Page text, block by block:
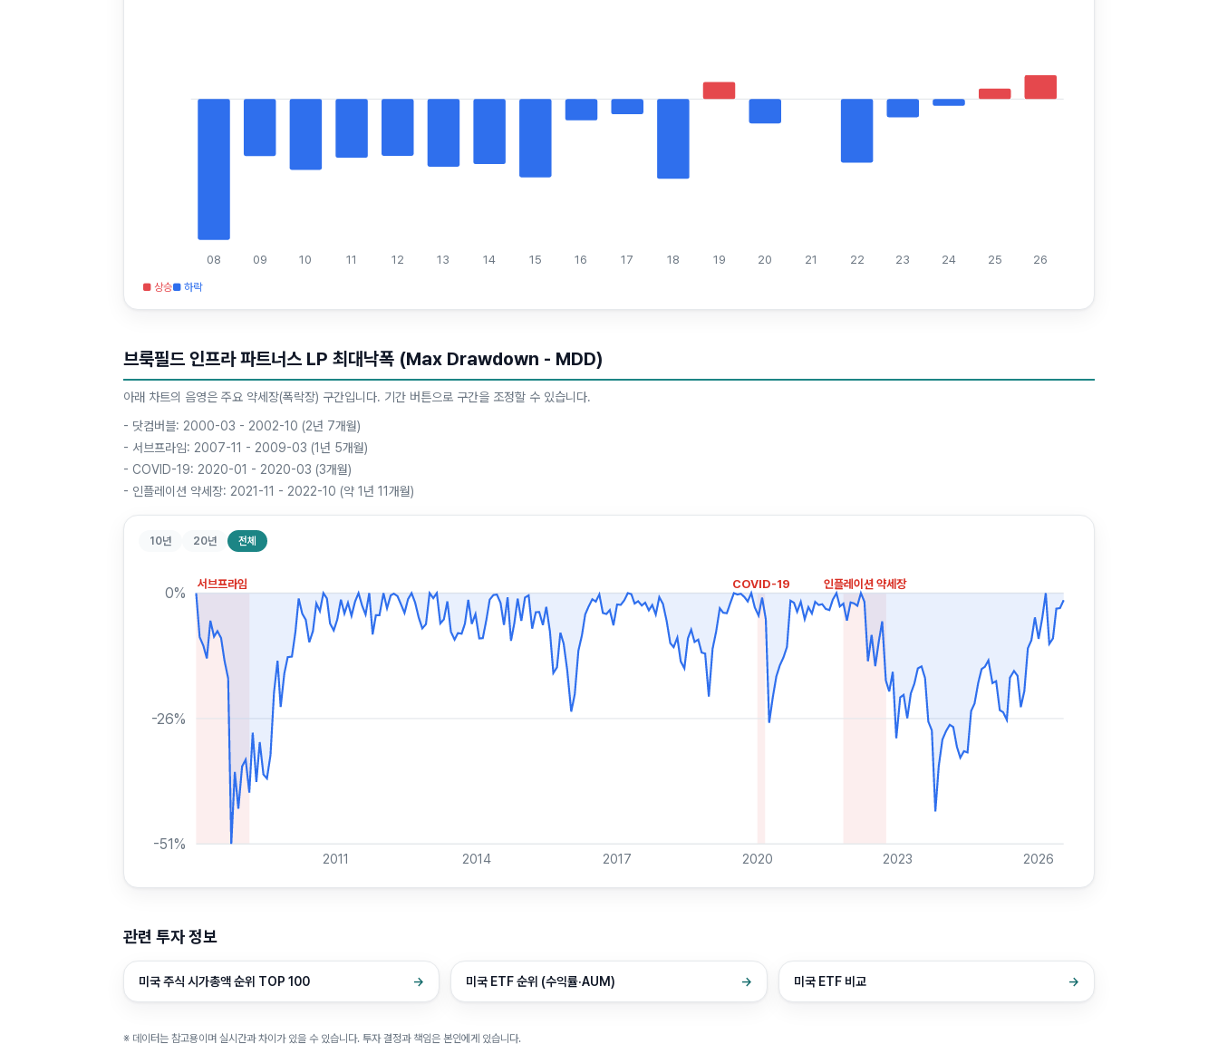
08 09 10 11 12 13 14 15 16 17 18 19 20 21 22 23 24 25 26
■ 상승■ 하락
브룩필드 인프라 파트너스 LP 최대낙폭 (Max Drawdown - MDD)
아래 차트의 음영은 주요 약세장(폭락장) 구간입니다. 기간 버튼으로 구간을 조정할 수 있습니다.
- 닷컴버블: 2000-03 - 2002-10 (2년 7개월)
- 서브프라임: 2007-11 - 2009-03 (1년 5개월)
- COVID-19: 2020-01 - 2020-03 (3개월)
- 인플레이션 약세장: 2021-11 - 2022-10 (약 1년 11개월)
10년 20년 전체
서브프라임 COVID-19 인플레이션 약세장
0%
-26%
-51%
2011 2014 2017 2020 2023 2026
관련 투자 정보
미국 주식 시가총액 순위 TOP 100 → 미국 ETF 순위 (수익률·AUM) → 미국 ETF 비교 →
※ 데이터는 참고용이며 실시간과 차이가 있을 수 있습니다. 투자 결정과 책임은 본인에게 있습니다.